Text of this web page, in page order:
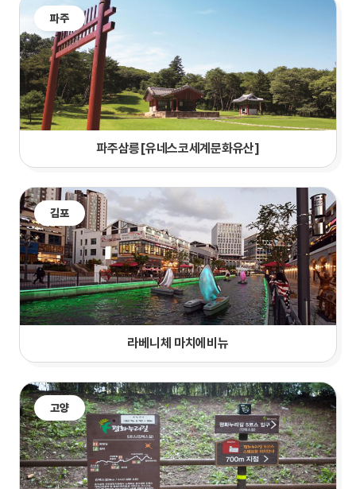
파주
파주삼릉[유네스코세계문화유산]
김포
라베니체 마치에비뉴
고양